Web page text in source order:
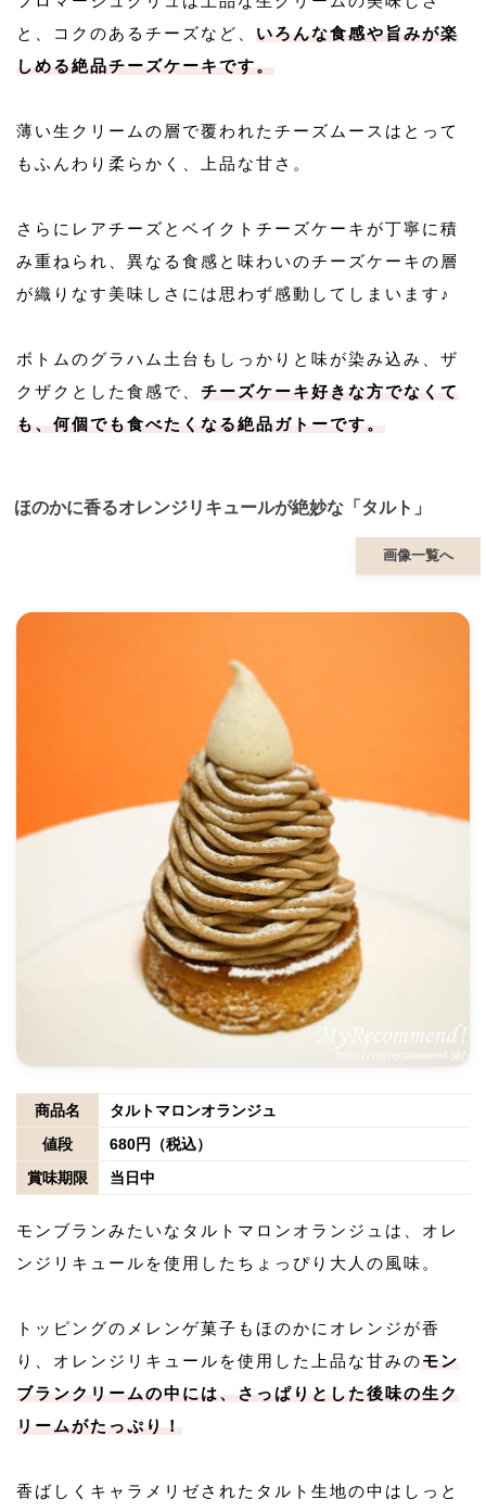
と、コクのあるチーズなど、 いろんな食感や旨みが楽
しめる絶品チーズケーキです。
薄い生クリームの層で覆われたチーズムースはとって
もふんわり柔らかく、上品な甘さ。
さらにレアチーズとベイクトチーズケーキが丁寧に積
み重ねられ、異なる食感と味わいのチーズケーキの層
が織りなす美味しさには思わず感動してしまいます♪
ボトムのグラハム土台もしっかりと味が染み込み、ザ
クザクとした食感で、 チーズケーキ好きな方でなくて
も、何個でも食べたくなる絶品ガトーです。
ほのかに香るオレンジリキュールが絶妙な「タルト」
画像一覧へ
商品名
タルトマロンオランジュ
値段
680円（税込）
賞味期限
当日中
モンブランみたいなタルトマロンオランジュは、オレ
ンジリキュールを使用したちょっぴり大人の風味。
トッピングのメレンゲ菓子もほのかにオレンジが香
り、オレンジリキュールを使用した上品な甘みのモン
ブランクリームの中には、さっぱりとした後味の生ク
リームがたっぷり！
香ばしくキャラメリゼされたタルト生地の中はしっと